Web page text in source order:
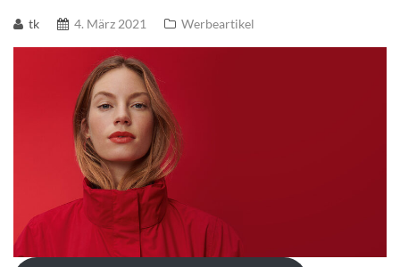
tk 4. März 2021 Werbeartikel